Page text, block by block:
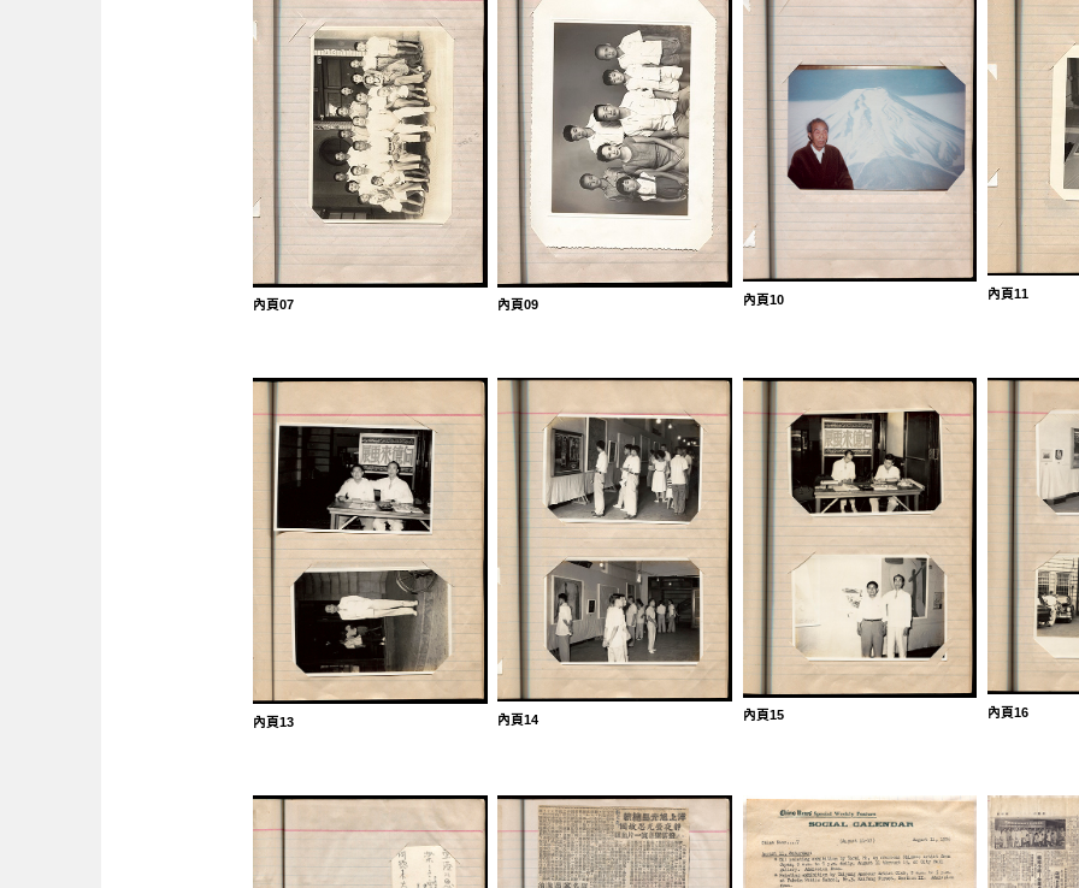
內頁07 內頁09 內頁10 內頁11
內頁13 內頁14 內頁15 內頁16